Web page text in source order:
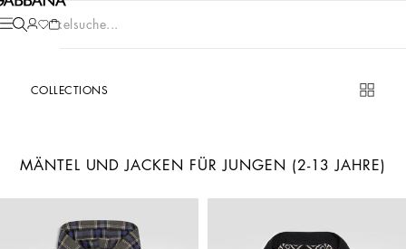
Artikelsuche...
COLLECTIONS
MÄNTEL UND JACKEN FÜR JUNGEN (2-13 JAHRE)